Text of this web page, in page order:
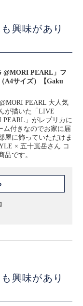
興味があり
@MORI PEARL」フ
A4サイズ）【Gaku
PEARL 大人気
が描いた「LIVE
PEARL」がレプリカに
ム付きなのでお家に届
屋に飾っていただけま
× 五十嵐岳さん コ
品です。
興味があり